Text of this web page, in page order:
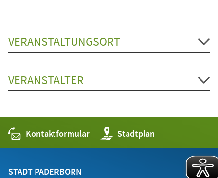
VERANSTALTUNGSORT
VERANSTALTER
Kontaktformular Stadtplan
(Öffnet
in
einem
STADT PADERBORN